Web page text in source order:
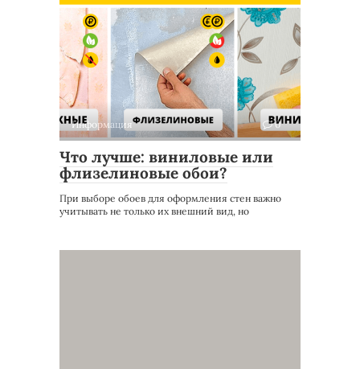
Информация 0
Что лучше: виниловые или
флизелиновые обои?
При выборе обоев для оформления стен важно
учитывать не только их внешний вид, но